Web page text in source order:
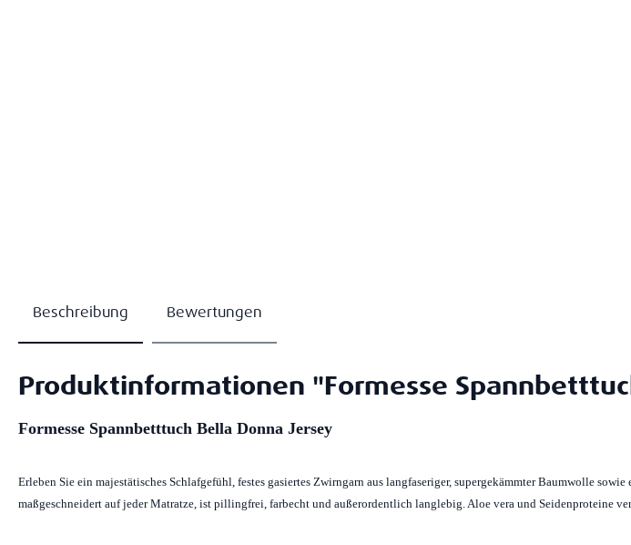
Beschreibung Bewertungen
Produktinformationen "Formesse
Formesse Spannbetttuch Bella Donna Jersey
Erleben Sie ein majestätisches Schlafgefühl, festes gasiertes Zwirngarn aus langfaseriger, supergekämmter Baumwolle
maßgeschneidert auf jeder Matratze, ist pillingfrei, farbecht und außerordentlich langlebig. Aloe vera und Seidenproteine